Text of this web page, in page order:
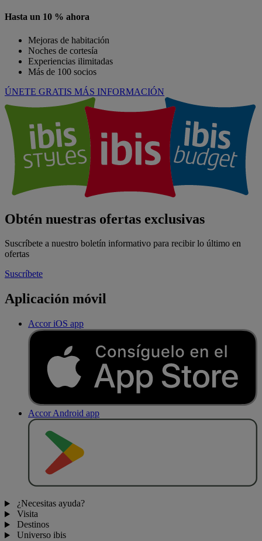
Hasta un 10 % ahora
Mejoras de habitación
Noches de cortesía
Experiencias ilimitadas
Más de 100 socios
ÚNETE GRATIS MÁS INFORMACIÓN
Obtén nuestras ofertas exclusivas
Suscríbete a nuestro boletín informativo para recibir lo último en
ofertas
Suscríbete
Aplicación móvil
Accor iOS app
Accor Android app
¿Necesitas ayuda?
Visita
Destinos
Universo ibis